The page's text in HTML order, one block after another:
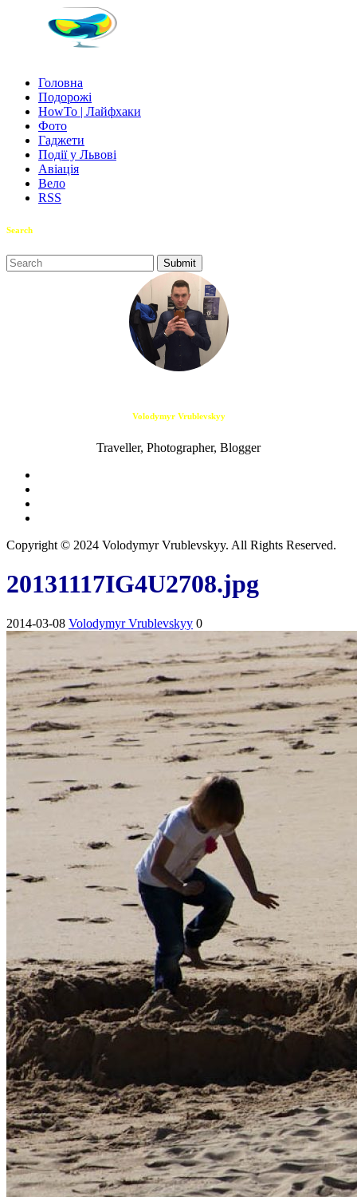
Головна
Подорожі
HowTo | Лайфхаки
Фото
Гаджети
Події у Львові
Авіація
Вело
RSS
Search
Volodymyr Vrublevskyy
Traveller, Photographer, Blogger
Copyright © 2024 Volodymyr Vrublevskyy. All Rights Reserved.
20131117IG4U2708.jpg
2014-03-08 Volodymyr Vrublevskyy 0